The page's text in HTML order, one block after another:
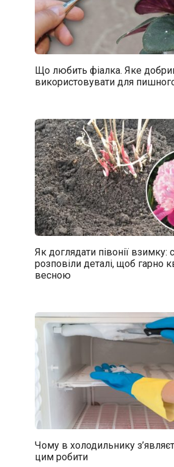
Що любить фіалка. Яке
використовувати для
Як доглядати півонії взимку:
розповіли деталі, щоб гарно
весною
Чому в холодильнику
цим робити